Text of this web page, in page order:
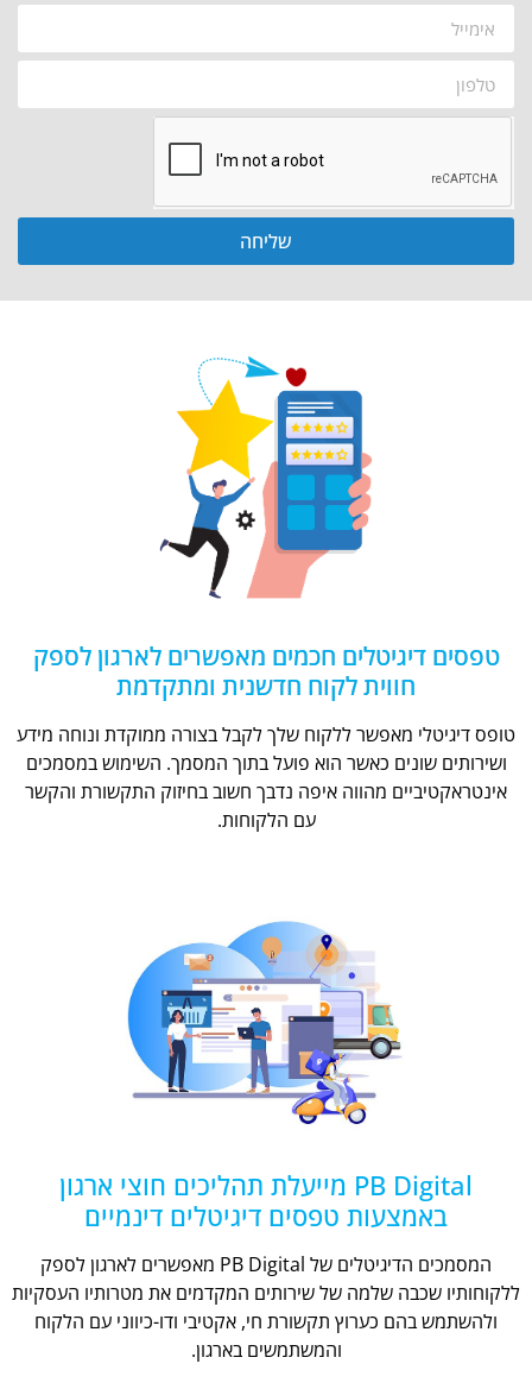
שליחה
טפסים דיגיטלים חכמים מאפשרים לארגון לספק
חווית לקוח חדשנית ומתקדמת
טופס דיגיטלי מאפשר ללקוח שלך לקבל בצורה ממוקדת ונוחה מידע
ושירותים שונים כאשר הוא פועל בתוך המסמך. השימוש במסמכים
אינטראקטיביים מהווה איפה נדבך חשוב בחיזוק התקשורת והקשר
עם הלקוחות.
PB Digital מייעלת תהליכים חוצי ארגון
באמצעות טפסים דיגיטלים דינמיים
המסמכים הדיגיטלים של PB Digital מאפשרים לארגון לספק
ללקוחותיו שכבה שלמה של שירותים המקדמים את מטרותיו העסקיות
ולהשתמש בהם כערוץ תקשורת חי, אקטיבי ודו-כיווני עם הלקוח
והמשתמשים בארגון.